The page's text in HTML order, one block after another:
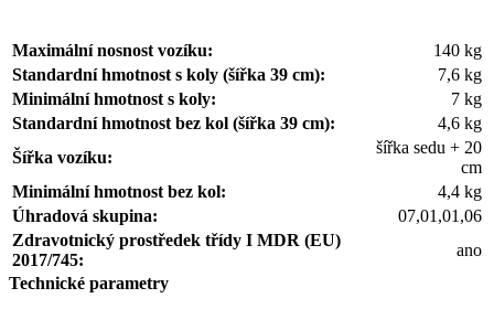
Maximální nosnost vozíku:
140 kg
Standardní hmotnost s koly (šířka 39 cm):
7,6 kg
Minimální hmotnost s koly:
7 kg
Standardní hmotnost bez kol (šířka 39 cm):
4,6 kg
Šířka vozíku:
šířka sedu + 20
cm
Minimální hmotnost bez kol:
4,4 kg
Úhradová skupina:
07,01,01,06
Zdravotnický prostředek třídy I MDR (EU)
2017/745:
ano
Technické parametry